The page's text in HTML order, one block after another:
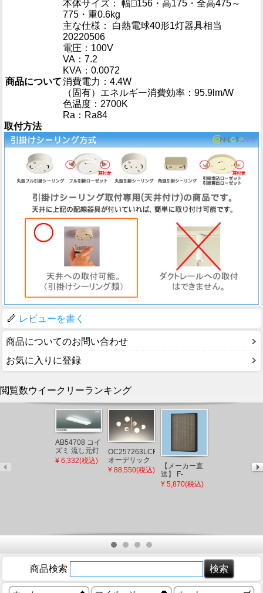
本体サイズ： 幅□156・高175・全高475～
775・重0.6kg
主な仕様： 白熱電球40形1灯器具相当
20220506
商品について
電圧：100V
VA：7.2
KVA：0.0072
消費電力：4.4W
（固有）エネルギー消費効率：95.9lm/W
色温度：2700K
Ra：Ra84
取付方法
レビューを書く
商品についてのお問い合わせ
お気に入りに登録
閲覧数ウイークリーランキング
AB54708 コイ
ズミ 流し元灯
LED（昼白
¥ 6,332(税込)
OC257263LCR
オーデリック
シャンデリア
¥ 88,550(税込)
【メーカー直
送】 F-
ZSLP40 パナ
ソニック 天井
¥ 5,870(税込)
パナソニック
角型ダウンラ
¥ 4,861(税込)
商品検索